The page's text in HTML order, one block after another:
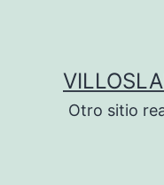
Otro sitio